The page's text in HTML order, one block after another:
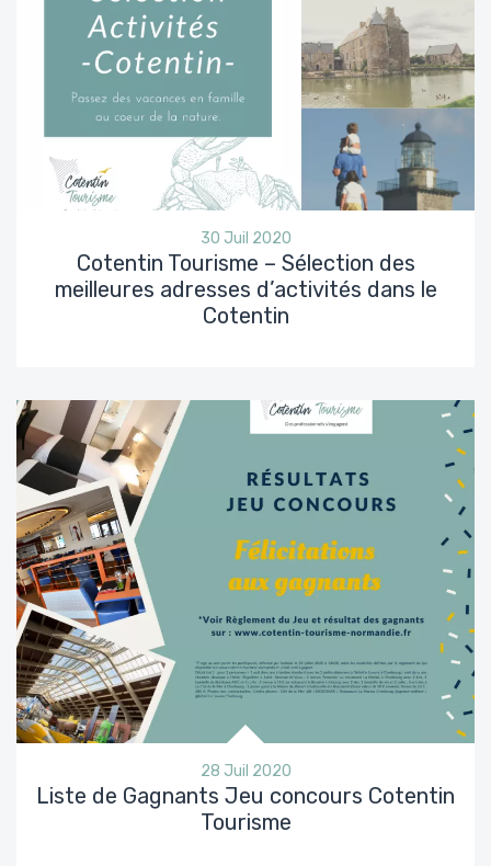
30 Juil 2020
Cotentin Tourisme – Sélection des
meilleures adresses d’activités dans le
Cotentin
28 Juil 2020
Liste de Gagnants Jeu concours Cotentin
Tourisme